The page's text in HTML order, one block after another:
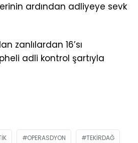
ardından adliyeye sevk
zanlılardan 16’sı
adli kontrol şartıyla
OPERASDYON TEKIRDAĞ